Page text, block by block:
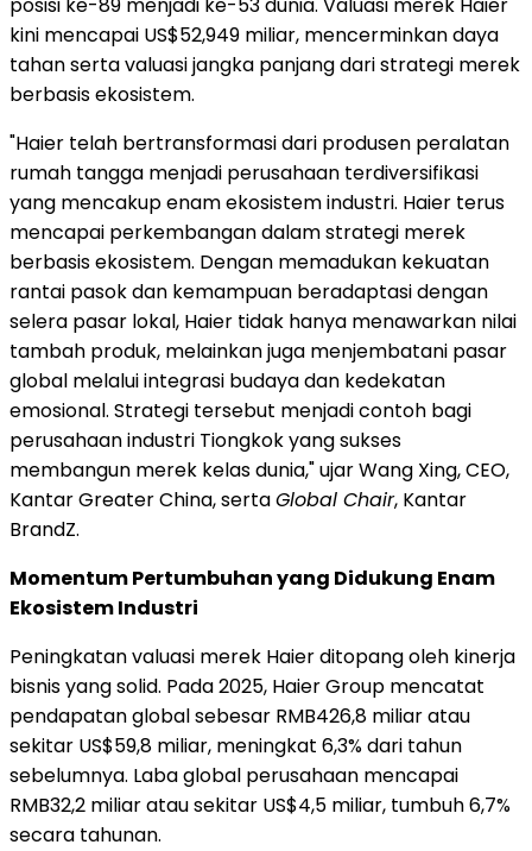
posisi ke-89 menjadi ke-53 dunia. Valuasi merek Haier
kini mencapai US$52,949 miliar, mencerminkan daya
tahan serta valuasi jangka panjang dari strategi merek
berbasis ekosistem.
"Haier telah bertransformasi dari produsen peralatan
rumah tangga menjadi perusahaan terdiversifikasi
yang mencakup enam ekosistem industri. Haier terus
mencapai perkembangan dalam strategi merek
berbasis ekosistem. Dengan memadukan kekuatan
rantai pasok dan kemampuan beradaptasi dengan
selera pasar lokal, Haier tidak hanya menawarkan nilai
tambah produk, melainkan juga menjembatani pasar
global melalui integrasi budaya dan kedekatan
emosional. Strategi tersebut menjadi contoh bagi
perusahaan industri Tiongkok yang sukses
membangun merek kelas dunia," ujar Wang Xing, CEO,
Kantar Greater China, sertaGlobal Chair, Kantar
BrandZ.
Momentum Pertumbuhan yang Didukung Enam
Ekosistem Industri
Peningkatan valuasi merek Haier ditopang oleh kinerja
bisnis yang solid. Pada 2025, Haier Group mencatat
pendapatan global sebesar RMB426,8 miliar atau
sekitar US$59,8 miliar, meningkat 6,3% dari tahun
sebelumnya. Laba global perusahaan mencapai
RMB32,2 miliar atau sekitar US$4,5 miliar, tumbuh 6,7%
secara tahunan.